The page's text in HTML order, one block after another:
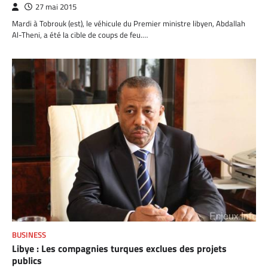
27 mai 2015
Mardi à Tobrouk (est), le véhicule du Premier ministre libyen, Abdallah
Al-Theni, a été la cible de coups de feu.…
BUSINESS
Libye : Les compagnies turques exclues des projets
publics